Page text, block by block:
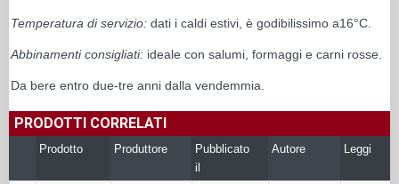
Temperatura di servizio: dati i caldi estivi, è godibilissimo a16°C.
Abbinamenti consigliati: ideale con salumi, formaggi e carni rosse.
Da bere entro due-tre anni dalla vendemmia.
PRODOTTI CORRELATI
Prodotto Produttore
Pubblicato
il
Autore Leggi